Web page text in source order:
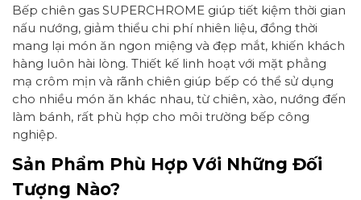
Bếp chiên gas SUPERCHROME giúp tiết kiệm thời gian
nấu nướng, giảm thiểu chi phí nhiên liệu, đồng thời
mang lại món ăn ngon miệng và đẹp mắt, khiến khách
hàng luôn hài lòng. Thiết kế linh hoạt với mặt phẳng
mạ crôm mịn và rãnh chiên giúp bếp có thể sử dụng
cho nhiều món ăn khác nhau, từ chiên, xào, nướng đến
làm bánh, rất phù hợp cho môi trường bếp công
nghiệp.
Sản Phẩm Phù Hợp Với Những Đối
Tượng Nào?